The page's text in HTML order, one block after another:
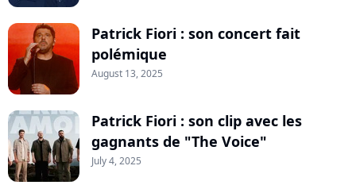
Patrick Fiori : son concert fait
polémique
August 13, 2025
Patrick Fiori : son clip avec les
gagnants de "The Voice"
July 4, 2025